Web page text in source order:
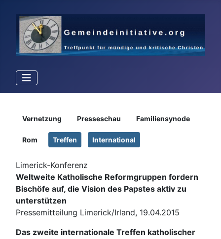
Details
Vernetzung Presseschau Familiensynode
Rom Treffen International
Limerick-Konferenz
Weltweite Katholische Reformgruppen fordern
Bischöfe auf, die Vision des Papstes aktiv zu
unterstützen
Pressemitteilung Limerick/Irland, 19.04.2015
Das zweite internationale Treffen katholischer